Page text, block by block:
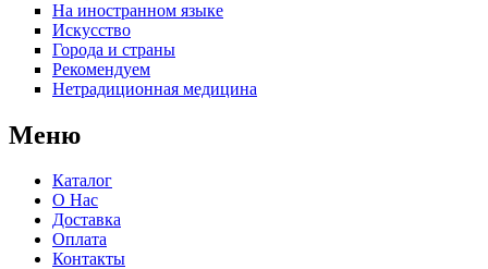
На иностранном языке
Искусство
Города и страны
Рекомендуем
Нетрадиционная медицина
Меню
Каталог
О Нас
Доставка
Оплата
Контакты